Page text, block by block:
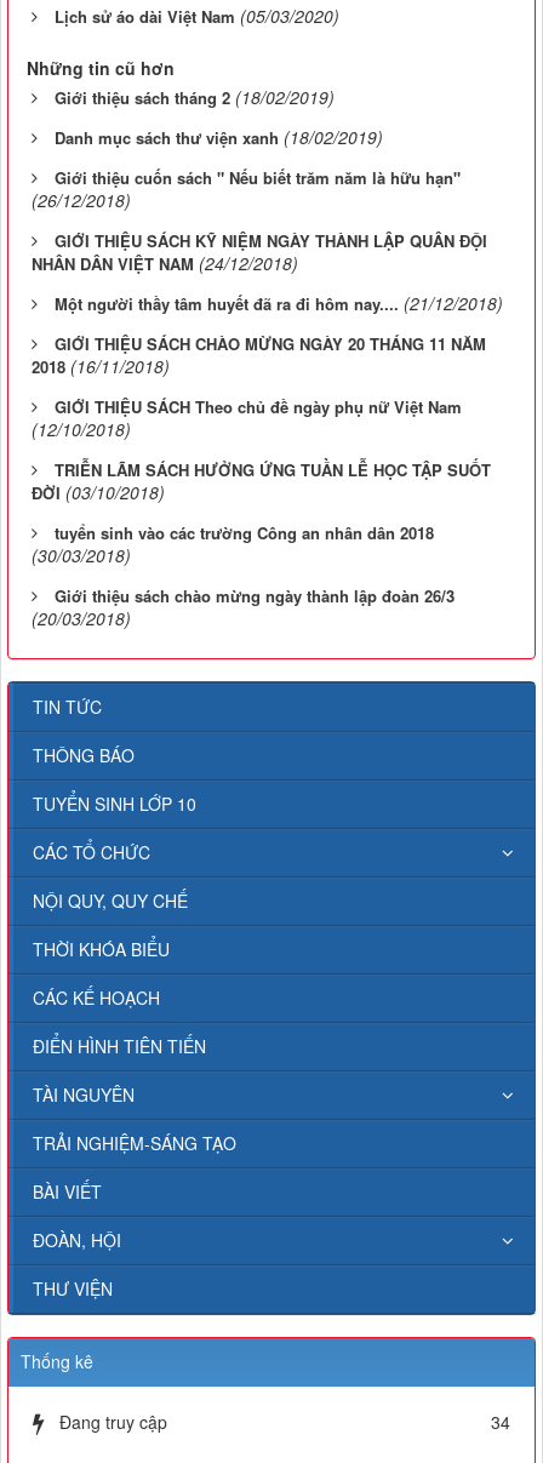
Lịch sử áo dài Việt Nam (05/03/2020)
Những tin cũ hơn
Giới thiệu sách tháng 2 (18/02/2019)
Danh mục sách thư viện xanh (18/02/2019)
Giới thiệu cuốn sách " Nếu biết trăm năm là hữu hạn"
(26/12/2018)
GIỚI THIỆU SÁCH KỸ NIỆM NGÀY THÀNH LẬP QUÂN ĐỘI
NHÂN DÂN VIỆT NAM (24/12/2018)
Một người thầy tâm huyết đã ra đi hôm nay.... (21/12/2018)
GIỚI THIỆU SÁCH CHÀO MỪNG NGÀY 20 THÁNG 11 NĂM
2018 (16/11/2018)
GIỚI THIỆU SÁCH Theo chủ đề ngày phụ nữ Việt Nam
(12/10/2018)
TRIỄN LÃM SÁCH HƯỞNG ỨNG TUẦN LỄ HỌC TẬP SUỐT
ĐỜI (03/10/2018)
tuyển sinh vào các trường Công an nhân dân 2018
(30/03/2018)
Giới thiệu sách chào mừng ngày thành lập đoàn 26/3
(20/03/2018)
TIN TỨC
THÔNG BÁO
TUYỂN SINH LỚP 10
CÁC TỔ CHỨC
NỘI QUY, QUY CHẾ
THỜI KHÓA BIỂU
CÁC KẾ HOẠCH
ĐIỂN HÌNH TIÊN TIẾN
TÀI NGUYÊN
TRẢI NGHIỆM-SÁNG TẠO
BÀI VIẾT
ĐOÀN, HỘI
THƯ VIỆN
Thống kê
Đang truy cập
34